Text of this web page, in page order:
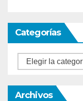
Categorías
Categorías
Archivos